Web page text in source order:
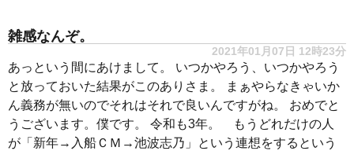
雑感なんぞ。
2021年01月07日 12時23分
あっという間にあけまして。 いつかやろう、いつかやろう
と放っておいた結果がこのありさま。 まぁやらなきゃいか
ん義務が無いのでそれはそれで良いんですがね。 おめでと
うございます。僕です。 令和も3年。 もうどれだけの人
が「新年→入船ＣＭ→池波志乃」という連想をするという